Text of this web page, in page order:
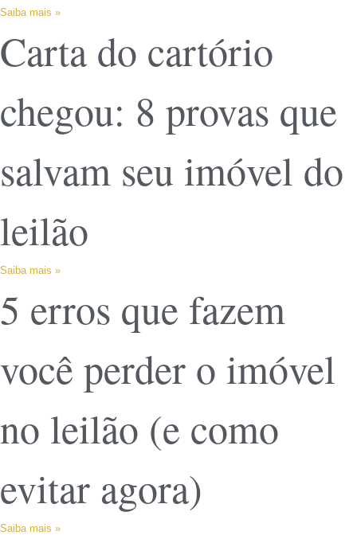
Saiba mais »
Carta do cartório
chegou: 8 provas que
salvam seu imóvel do
leilão
Saiba mais »
5 erros que fazem
você perder o imóvel
no leilão (e como
evitar agora)
Saiba mais »